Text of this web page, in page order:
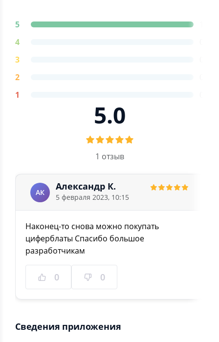
5
4
3
2
1
5.0
1 отзыв
АК
Александр К.
5 февраля 2023, 10:15
Наконец-то снова можно покупать
циферблаты Спасибо большое
разработчикам
0 0
Сведения приложения